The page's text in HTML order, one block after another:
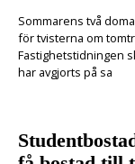
Sommarens två
för tvisterna om
Fastighetstidningen
har avgjorts på sa